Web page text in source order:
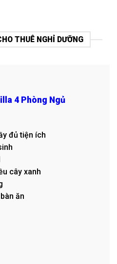
THUÊ NGHỈ DƯỠNG
4 Phòng Ngủ
đủ tiện ích
cây xanh
ăn